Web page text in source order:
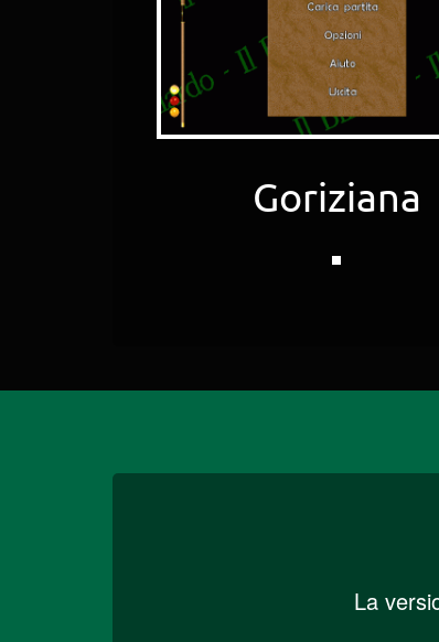
Goriziana
La